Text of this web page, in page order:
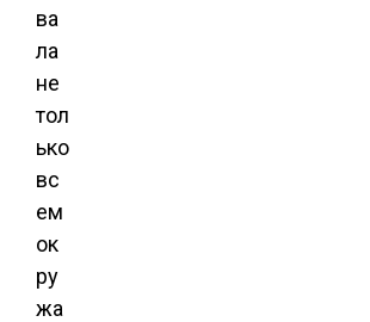
ва
ла
не
тол
ько
вс
ем
ок
ру
жа